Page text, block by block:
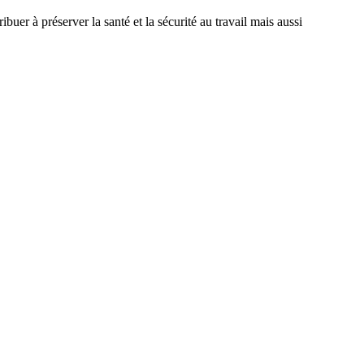
à préserver la santé et la sécurité au travail mais aussi